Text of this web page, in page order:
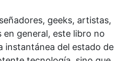
geeks, artistas,
general, este libro no
instantánea del estado de